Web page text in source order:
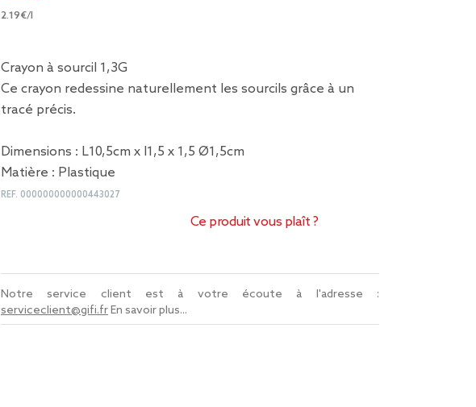
2.19€/l
Crayon à sourcil 1,3G
Ce crayon redessine naturellement les sourcils grâce à un
tracé précis.
Dimensions : L10,5cm x l1,5 x 1,5 Ø1,5cm
Matière : Plastique
REF. 000000000000443027
Ce produit vous plaît ?
Notre service client est à votre écoute à l'adresse :
serviceclient@gifi.frEn savoir plus...